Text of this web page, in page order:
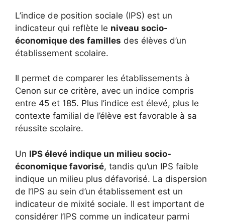
L’indice de position sociale (IPS) est un
indicateur qui reflète le niveau socio-
économique des familles des élèves d’un
établissement scolaire.
Il permet de comparer les établissements à
Cenon sur ce critère, avec un indice compris
entre 45 et 185. Plus l’indice est élevé, plus le
contexte familial de l’élève est favorable à sa
réussite scolaire.
Un IPS élevé indique un milieu socio-
économique favorisé, tandis qu’un IPS faible
indique un milieu plus défavorisé. La dispersion
de l’IPS au sein d’un établissement est un
indicateur de mixité sociale. Il est important de
considérer l’IPS comme un indicateur parmi